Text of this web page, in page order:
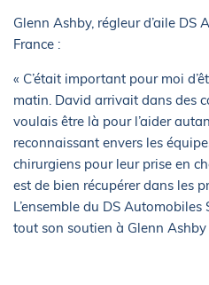
Glenn Ashby, régleur d’aile DS
France :
« C’était important pour moi
matin. David arrivait dans des
voulais être là pour l’aider
reconnaissant envers les
chirurgiens pour leur prise en
est de bien récupérer dans les
L’ensemble du DS Automobiles
tout son soutien à Glenn